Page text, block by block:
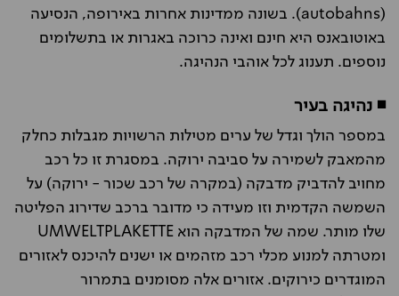
(autobahns). בשונה ממדינות אחרות באירופה, הנסיעה
באוטובאנס היא חינם ואינה כרוכה באגרות או בתשלומים
נוספים. תענוג לכל אוהבי הנהיגה.
◾ נהיגה בעיר
במספר הולך וגדל של ערים מטילות הרשויות מגבלות כחלק
מהמאבק לשמירה על סביבה ירוקה. במסגרת זו כל רכב
מחויב להדביק מדבקה (במקרה של רכב שכור - ירוקה) על
השמשה הקדמית וזו מעידה כי מדובר ברכב שדירוג הפליטה
שלו מותר. שמה של המדבקה הוא UMWELTPLAKETTE
ומטרתה למנוע מכלי רכב מזהמים או ישנים להיכנס לאזורים
המוגדרים כירוקים. אזורים אלה מסומנים בתמרור